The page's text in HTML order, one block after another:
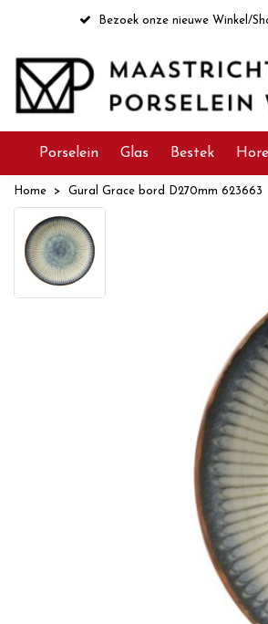
Bezoek onze nieuwe Winkel/
Porselein Glas Bestek
Home Gural Grace bord D270mm 623663